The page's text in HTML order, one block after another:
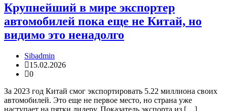
Крупнейший в мире экспортер
автомобилей пока еще не Китай, но
видимо это ненадолго
Sibadmin
15.02.2026
0
За 2023 год Китай смог экспортировать 5.22 миллиона своих
автомобилей. Это еще не первое место, но страна уже